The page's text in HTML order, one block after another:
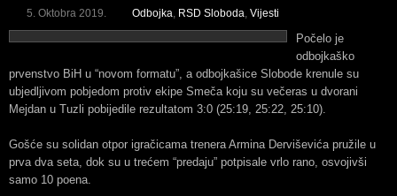
5. Oktobra 2019. Odbojka, RSD Sloboda, Vijesti
Počelo je
odbojkaško
prvenstvo BiH u “novom formatu”, a odbojkašice Slobode krenule su
ubjedljivom pobjedom protiv ekipe Smeča koju su večeras u dvorani
Mejdan u Tuzli pobijedile rezultatom 3:0 (25:19, 25:22, 25:10).
Gošće su solidan otpor igračicama trenera Armina Derviševića pružile u
prva dva seta, dok su u trećem “predaju” potpisale vrlo rano, osvojivši
samo 10 poena.